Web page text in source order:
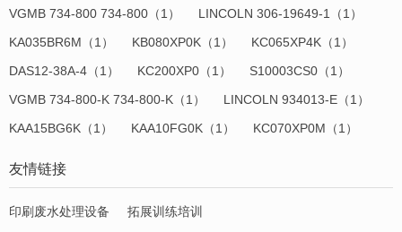
VGMB 734-800 734-800（1）
LINCOLN 306-19649-1（1）
KA035BR6M（1）
KB080XP0K（1）
KC065XP4K（1）
DAS12-38A-4（1）
KC200XP0（1）
S10003CS0（1）
VGMB 734-800-K 734-800-K（1）
LINCOLN 934013-E（1）
KAA15BG6K（1）
KAA10FG0K（1） KC070XP0M（1）
友情链接
印刷废水处理设备 拓展训练培训